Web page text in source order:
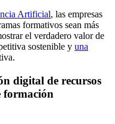
Artificial, las empresas
formativos sean más
el verdadero valor de
sostenible y una
digital de recursos
formación